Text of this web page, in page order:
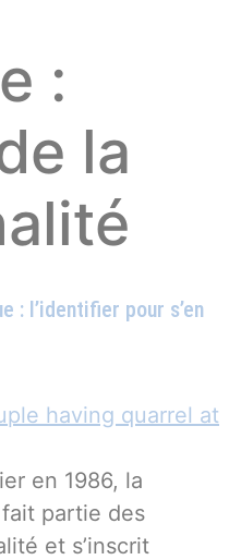
:
la
: l’identifier pour s’en
en 1986, la
partie des
et s’inscrit